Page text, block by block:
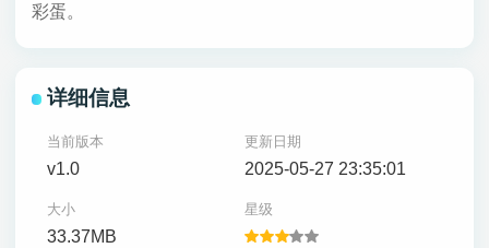
彩蛋。
详细信息
当前版本
v1.0
更新日期
2025-05-27 23:35:01
大小
33.37MB
星级